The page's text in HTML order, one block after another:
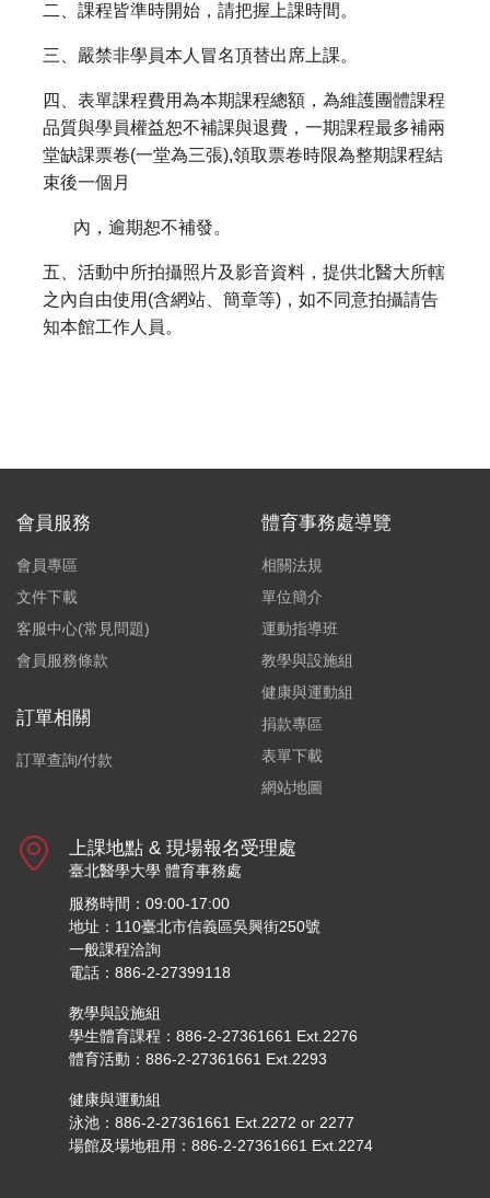
二、課程皆準時開始，請把握上課時間。
三、嚴禁非學員本人冒名頂替出席上課。
四、表單課程費用為本期課程總額，為維護團體課程
品質與學員權益恕不補課與退費，一期課程最多補兩
堂缺課票卷(一堂為三張),領取票卷時限為整期課程結
束後一個月
內，逾期恕不補發。
五、活動中所拍攝照片及影音資料，提供北醫大所轄
之內自由使用(含網站、簡章等)，如不同意拍攝請告
知本館工作人員。
會員服務
會員專區
文件下載
客服中心(常見問題)
會員服務條款
訂單相關
訂單查詢/付款
體育事務處導覽
相關法規
單位簡介
運動指導班
教學與設施組
健康與運動組
捐款專區
表單下載
網站地圖
上課地點 & 現場報名受理處
臺北醫學大學 體育事務處
服務時間：09:00-17:00
地址：110臺北市信義區吳興街250號
一般課程洽詢
電話：886-2-27399118
教學與設施組
學生體育課程：886-2-27361661 Ext.2276
體育活動：886-2-27361661 Ext.2293
健康與運動組
泳池：886-2-27361661 Ext.2272 or 2277
場館及場地租用：886-2-27361661 Ext.2274